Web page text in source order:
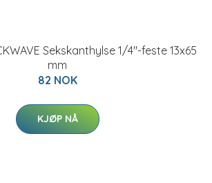
Sekskanthylse 1/4"-feste 13x65
mm
82 NOK
KJØP NÅ